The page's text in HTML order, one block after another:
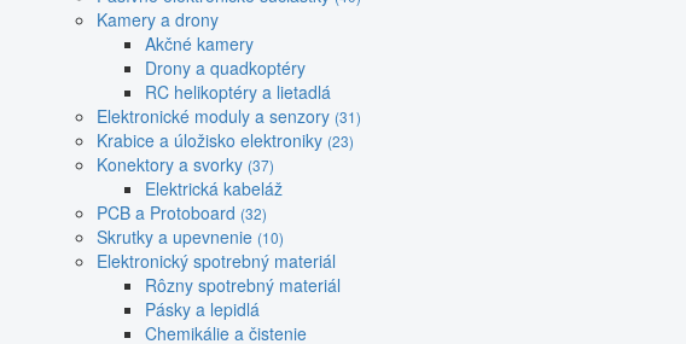
Kamery a drony
Akčné kamery
Drony a quadkoptéry
RC helikoptéry a lietadlá
Elektronické moduly a senzory (31)
Krabice a úložisko elektroniky (23)
Konektory a svorky (37)
Elektrická kabeláž
PCB a Protoboard (32)
Skrutky a upevnenie (10)
Elektronický spotrebný materiál
Rôzny spotrebný materiál
Pásky a lepidlá
Chemikálie a čistenie